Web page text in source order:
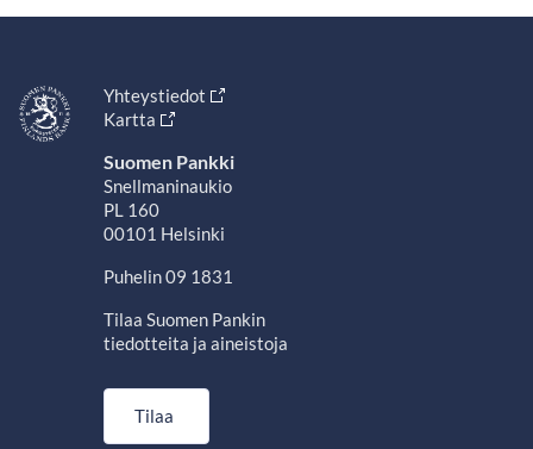
Yhteystiedot
Kartta
Suomen Pankki
Snellmaninaukio
PL 160
00101 Helsinki
Puhelin 09 1831
Tilaa Suomen Pankin
tiedotteita ja aineistoja
Tilaa